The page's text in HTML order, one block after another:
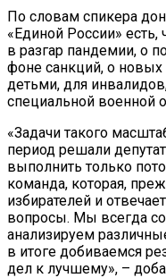
По словам спикера
«Единой России» есть,
в разгар пандемии, о
фоне санкций, о
детьми, для
специальной военной
«Задачи такого
период решали
выполнить только
команда, которая,
избирателей и
вопросы. Мы всегда
анализируем
в итоге добиваемся
дел к лучшему», –